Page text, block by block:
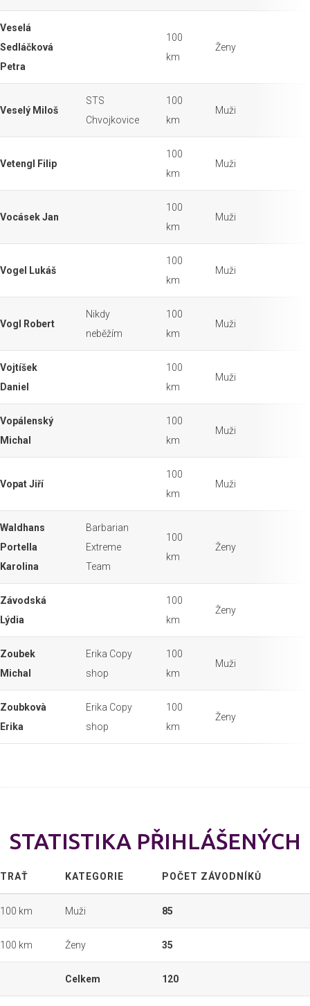
Veselá
Sedláčková
Petra
100
km
Ženy
Veselý Miloš
STS
Chvojkovice
100
km
Muži
Vetengl Filip
100
km
Muži
Vocásek Jan
100
km
Muži
Vogel Lukáš
100
km
Muži
Vogl Robert
Nikdy
neběžím
100
km
Muži
Vojtíšek
Daniel
100
km
Muži
Vopálenský
Michal
100
km
Muži
Vopat Jiří
100
km
Muži
Waldhans
Portella
Karolina
Barbarian
Extreme
Team
100
km
Ženy
Závodská
Lýdia
100
km
Ženy
Zoubek
Michal
Erika Copy
shop
100
km
Muži
Zoubkovà
Erika
Erika Copy
shop
100
km
Ženy
STATISTIKA PŘIHLÁŠENÝCH
TRAŤ KATEGORIE POČET ZÁVODNÍKŮ
100 km Muži 85
100 km Ženy 35
Celkem 120